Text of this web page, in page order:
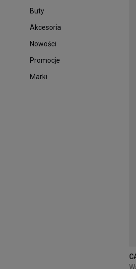
Buty
Akcesoria
Nowości
Promocje
Marki